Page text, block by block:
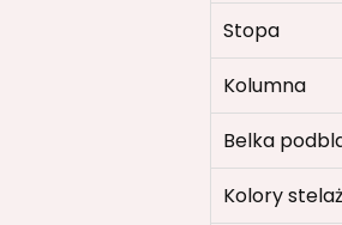
Stopa
Kolumna
Belka
Kolory